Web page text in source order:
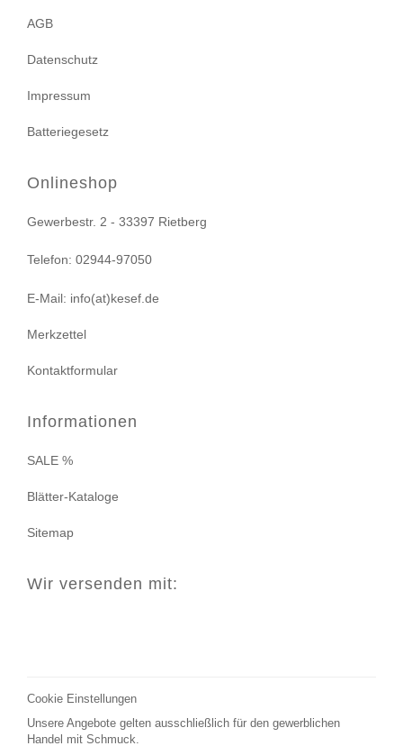
AGB
Datenschutz
Impressum
Batteriegesetz
Onlineshop
Gewerbestr. 2 - 33397 Rietberg
Telefon: 02944-97050
E-Mail: info(at)kesef.de
Merkzettel
Kontaktformular
Informationen
SALE %
Blätter-Kataloge
Sitemap
Wir versenden mit:
Cookie Einstellungen
Unsere Angebote gelten ausschließlich für den gewerblichen
Handel mit Schmuck.